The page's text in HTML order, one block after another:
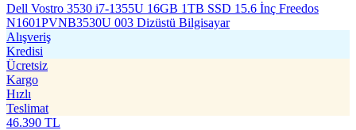
Dell Vostro 3530 i7-1355U 16GB 1TB SSD 15.6 İnç Freedos
N1601PVNB3530U 003 Dizüstü Bilgisayar
Alışveriş
Kredisi
Ücretsiz
Kargo
Hızlı
Teslimat
46.390 TL